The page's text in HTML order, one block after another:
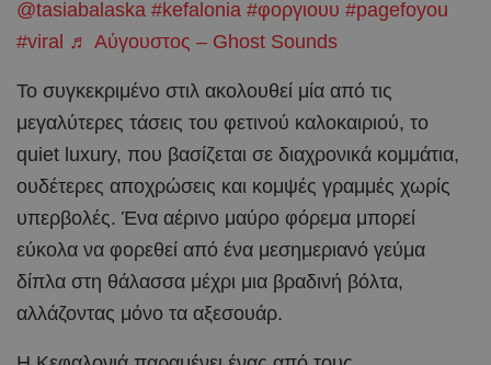
@tasiabalaska #kefalonia #φοργιουυ #pagefoyou
#viral ♬ Αύγουστος – Ghost Sounds
Το συγκεκριμένο στιλ ακολουθεί μία από τις
μεγαλύτερες τάσεις του φετινού καλοκαιριού, το
quiet luxury, που βασίζεται σε διαχρονικά κομμάτια,
ουδέτερες αποχρώσεις και κομψές γραμμές χωρίς
υπερβολές. Ένα αέρινο μαύρο φόρεμα μπορεί
εύκολα να φορεθεί από ένα μεσημεριανό γεύμα
δίπλα στη θάλασσα μέχρι μια βραδινή βόλτα,
αλλάζοντας μόνο τα αξεσουάρ.